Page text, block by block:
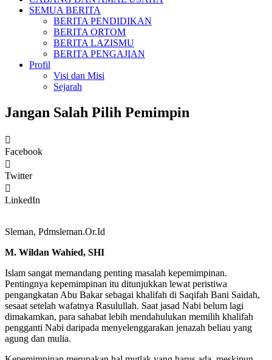
SEMUA BERITA
BERITA PENDIDIKAN
BERITA ORTOM
BERITA LAZISMU
BERITA PENGAJIAN
Profil
Visi dan Misi
Sejarah
Jangan Salah Pilih Pemimpin
Facebook
Twitter
LinkedIn
Sleman, Pdmsleman.Or.Id
M. Wildan Wahied, SHI
Islam sangat memandang penting masalah kepemimpinan.
Pentingnya kepemimpinan itu ditunjukkan lewat peristiwa
pengangkatan Abu Bakar sebagai khalifah di Saqifah Bani Saidah,
sesaat setelah wafatnya Rasulullah. Saat jasad Nabi belum lagi
dimakamkan, para sahabat lebih mendahulukan memilih khalifah
pengganti Nabi daripada menyelenggarakan jenazah beliau yang
agung dan mulia.